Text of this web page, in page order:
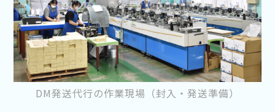
DM発送代行の作業現場（封入・発送準備）